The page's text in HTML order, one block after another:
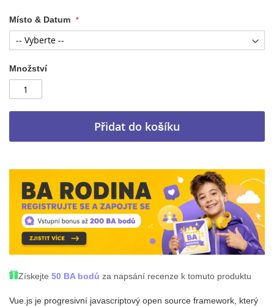
Místo & Datum
Množství
Přidat do košíku
Získejte 50 BA bodů za napsání recenze k tomuto produktu
Vue.js je progresivní javascriptový open source framework, který